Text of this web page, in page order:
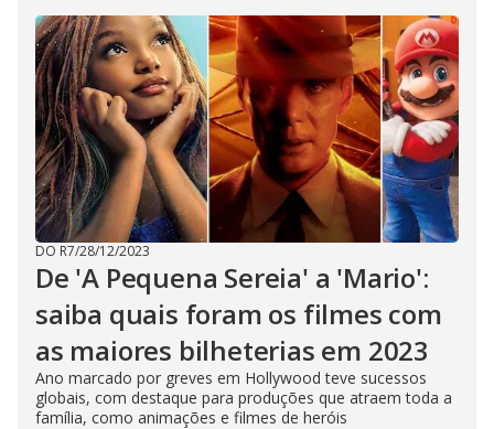
DO R7/28/12/2023
De 'A Pequena Sereia' a 'Mario':
saiba quais foram os filmes com
as maiores bilheterias em 2023
Ano marcado por greves em Hollywood teve sucessos
globais, com destaque para produções que atraem toda a
família, como animações e filmes de heróis